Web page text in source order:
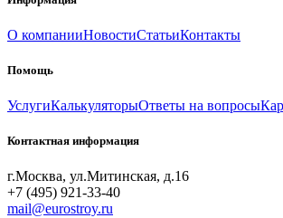
О компанииНовостиСтатьиКонтакты
Помощь
УслугиКалькуляторыОтветы на вопросы
Контактная информация
г.Москва, ул.Митинская, д.16
+7 (495) 921-33-40
mail@eurostroy.ru